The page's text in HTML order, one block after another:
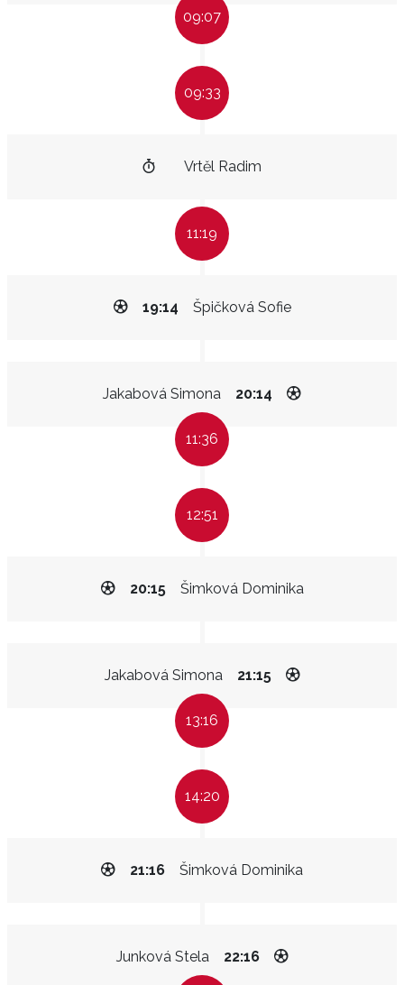
09:07
09:33
Vrtěl Radim
11:19
Špičková Sofie
19:14
Jakabová Simona 20:14
11:36
12:51
Šimková Dominika
20:15
Jakabová Simona 21:15
13:16
14:20
Šimková Dominika
21:16
Junková Stela 22:16